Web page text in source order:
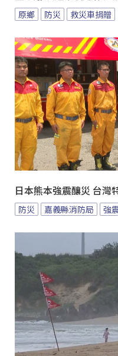
原鄉 防災 救災車捐贈
日本熊本強震釀災 台灣
防災 嘉義縣消防局 強